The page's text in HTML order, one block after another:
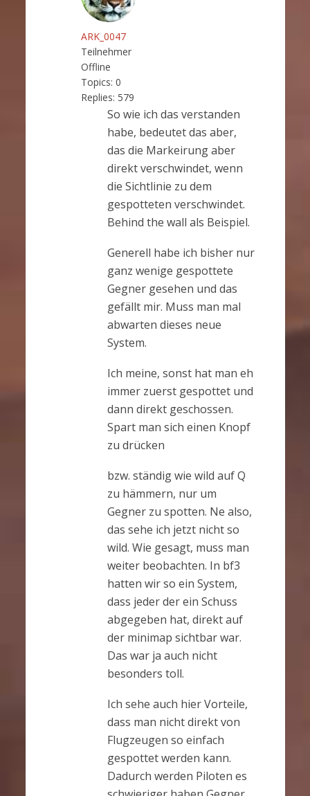
ARK_0047
Teilnehmer
Offline
Topics: 0
Replies: 579
So wie ich das verstanden
habe, bedeutet das aber,
das die Markeirung aber
direkt verschwindet, wenn
die Sichtlinie zu dem
gespotteten verschwindet.
Behind the wall als Beispiel.
Generell habe ich bisher nur
ganz wenige gespottete
Gegner gesehen und das
gefällt mir. Muss man mal
abwarten dieses neue
System.
Ich meine, sonst hat man eh
immer zuerst gespottet und
dann direkt geschossen.
Spart man sich einen Knopf
zu drücken
bzw. ständig wie wild auf Q
zu hämmern, nur um
Gegner zu spotten. Ne also,
das sehe ich jetzt nicht so
wild. Wie gesagt, muss man
weiter beobachten. In bf3
hatten wir so ein System,
dass jeder der ein Schuss
abgegeben hat, direkt auf
der minimap sichtbar war.
Das war ja auch nicht
besonders toll.
Ich sehe auch hier Vorteile,
dass man nicht direkt von
Flugzeugen so einfach
gespottet werden kann.
Dadurch werden Piloten es